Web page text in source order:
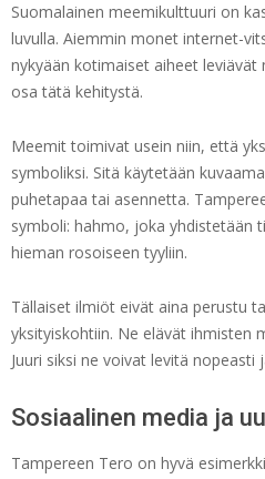
Suomalainen meemikulttuuri on
luvulla. Aiemmin monet internet-
nykyään kotimaiset aiheet
osa tätä kehitystä.
Meemit toimivat usein niin, että
symboliksi. Sitä käytetään
puhetapaa tai asennetta.
symboli: hahmo, joka yhdistetään
hieman rosoiseen tyyliin.
Tällaiset ilmiöt eivät aina perustu
yksityiskohtiin. Ne elävät ihmisten
Juuri siksi ne voivat levitä nopeasti
Sosiaalinen media ja
Tampereen Tero on hyvä